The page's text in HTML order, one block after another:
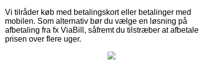
Vi tilråder køb med betalingskort eller betalinger med
mobilen. Som alternativ bør du vælge en løsning på
afbetaling fra fx ViaBill, såfremt du tilstræber at afbetale
prisen over flere uger.